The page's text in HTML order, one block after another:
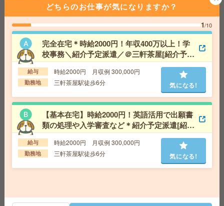
交通費支給あり
勤務地 東京都港区 山手線 田町（東京）駅徒歩6
分、都営三田線 三田（東京）駅徒歩10分
気になる!
週3日＆10-16時の時短勤務！時給2000円！宿泊施設運営
企業で問い合わせ対応[派遣]
給 与 時給2000円＋交 ■給与の前払いが可能な速
払いサービスあり
交通費
勤務地 東京都港区 山手線 品川駅徒歩5分
気になる!
時給1750円！人気の学校勤務＊基本16時まで＊書類の封
入など学校事務！12月迄[派遣]
交通費 交通費支給あり
気になる!
どちらのお仕事が気になりますか？
1/10
完全在宅＊時給2000円！年収400万以上！学
校事務＼紹介予定派遣／＠三軒茶屋[紹介予定
派遣]
給与 時給2000円 月収例 300,000円
勤務地 三軒茶屋駅徒歩6分 気になる!
【基本在宅】時給2000円！英語活用で出願書
類の処理や入学審査など＊紹介予定派遣[紹介
予定派遣]
給与 時給2000円 月収例 300,000円
勤務地 三軒茶屋駅徒歩6分 気になる!